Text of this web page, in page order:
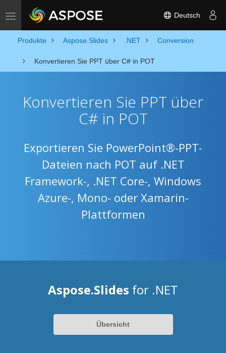
Toggle navigation Deutsch
Produkte Aspose.Slides .NET Conversion
Konvertieren Sie PPT über C# in POT
Konvertieren Sie PPT über
C# in POT
Exportieren Sie PowerPoint®-PPT-
Dateien nach POT auf .NET
Framework-, .NET Core-, Windows
Azure-, Mono- oder Xamarin-
Plattformen
Aspose.Slides for .NET
Übersicht